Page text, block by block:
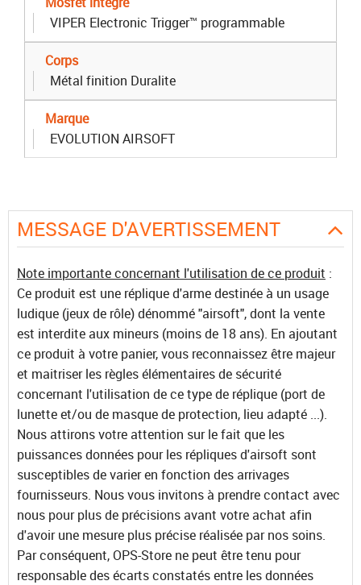
VIPER Electronic Trigger™ programmable
Corps
Métal finition Duralite
Marque
EVOLUTION AIRSOFT
MESSAGE D'AVERTISSEMENT
Note importante concernant l'utilisation de ce produit :
Ce produit est une réplique d'arme destinée à un usage
ludique (jeux de rôle) dénommé "airsoft", dont la vente
est interdite aux mineurs (moins de 18 ans). En ajoutant
ce produit à votre panier, vous reconnaissez être majeur
et maitriser les règles élémentaires de sécurité
concernant l'utilisation de ce type de réplique (port de
lunette et/ou de masque de protection, lieu adapté ...).
Nous attirons votre attention sur le fait que les
puissances données pour les répliques d'airsoft sont
susceptibles de varier en fonction des arrivages
fournisseurs. Nous vous invitons à prendre contact avec
nous pour plus de précisions avant votre achat afin
d'avoir une mesure plus précise réalisée par nos soins.
Par conséquent, OPS-Store ne peut être tenu pour
responsable des écarts constatés entre les données